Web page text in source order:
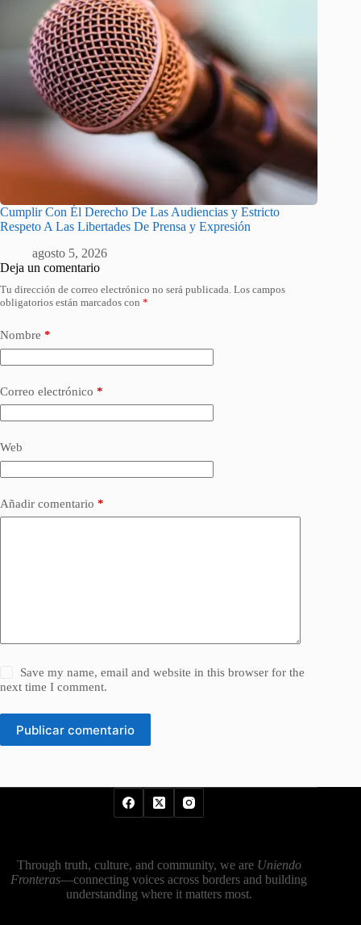
Cumplir Con Él Derecho De Las Audiencias y Estricto
Respeto A Las Libertades De Prensa y Expresión
agosto 5, 2026
Deja un comentario
Tu dirección de correo electrónico no será publicada. Los campos
obligatorios están marcados con *
Nombre *
Correo electrónico *
Web
Añadir comentario *
Save my name, email and website in this browser for the
next time I comment.
Publicar comentario
Through truth, culture, and community, we are Uniendo
Fronteras—connecting voices across borders and building
understanding where it matters most.